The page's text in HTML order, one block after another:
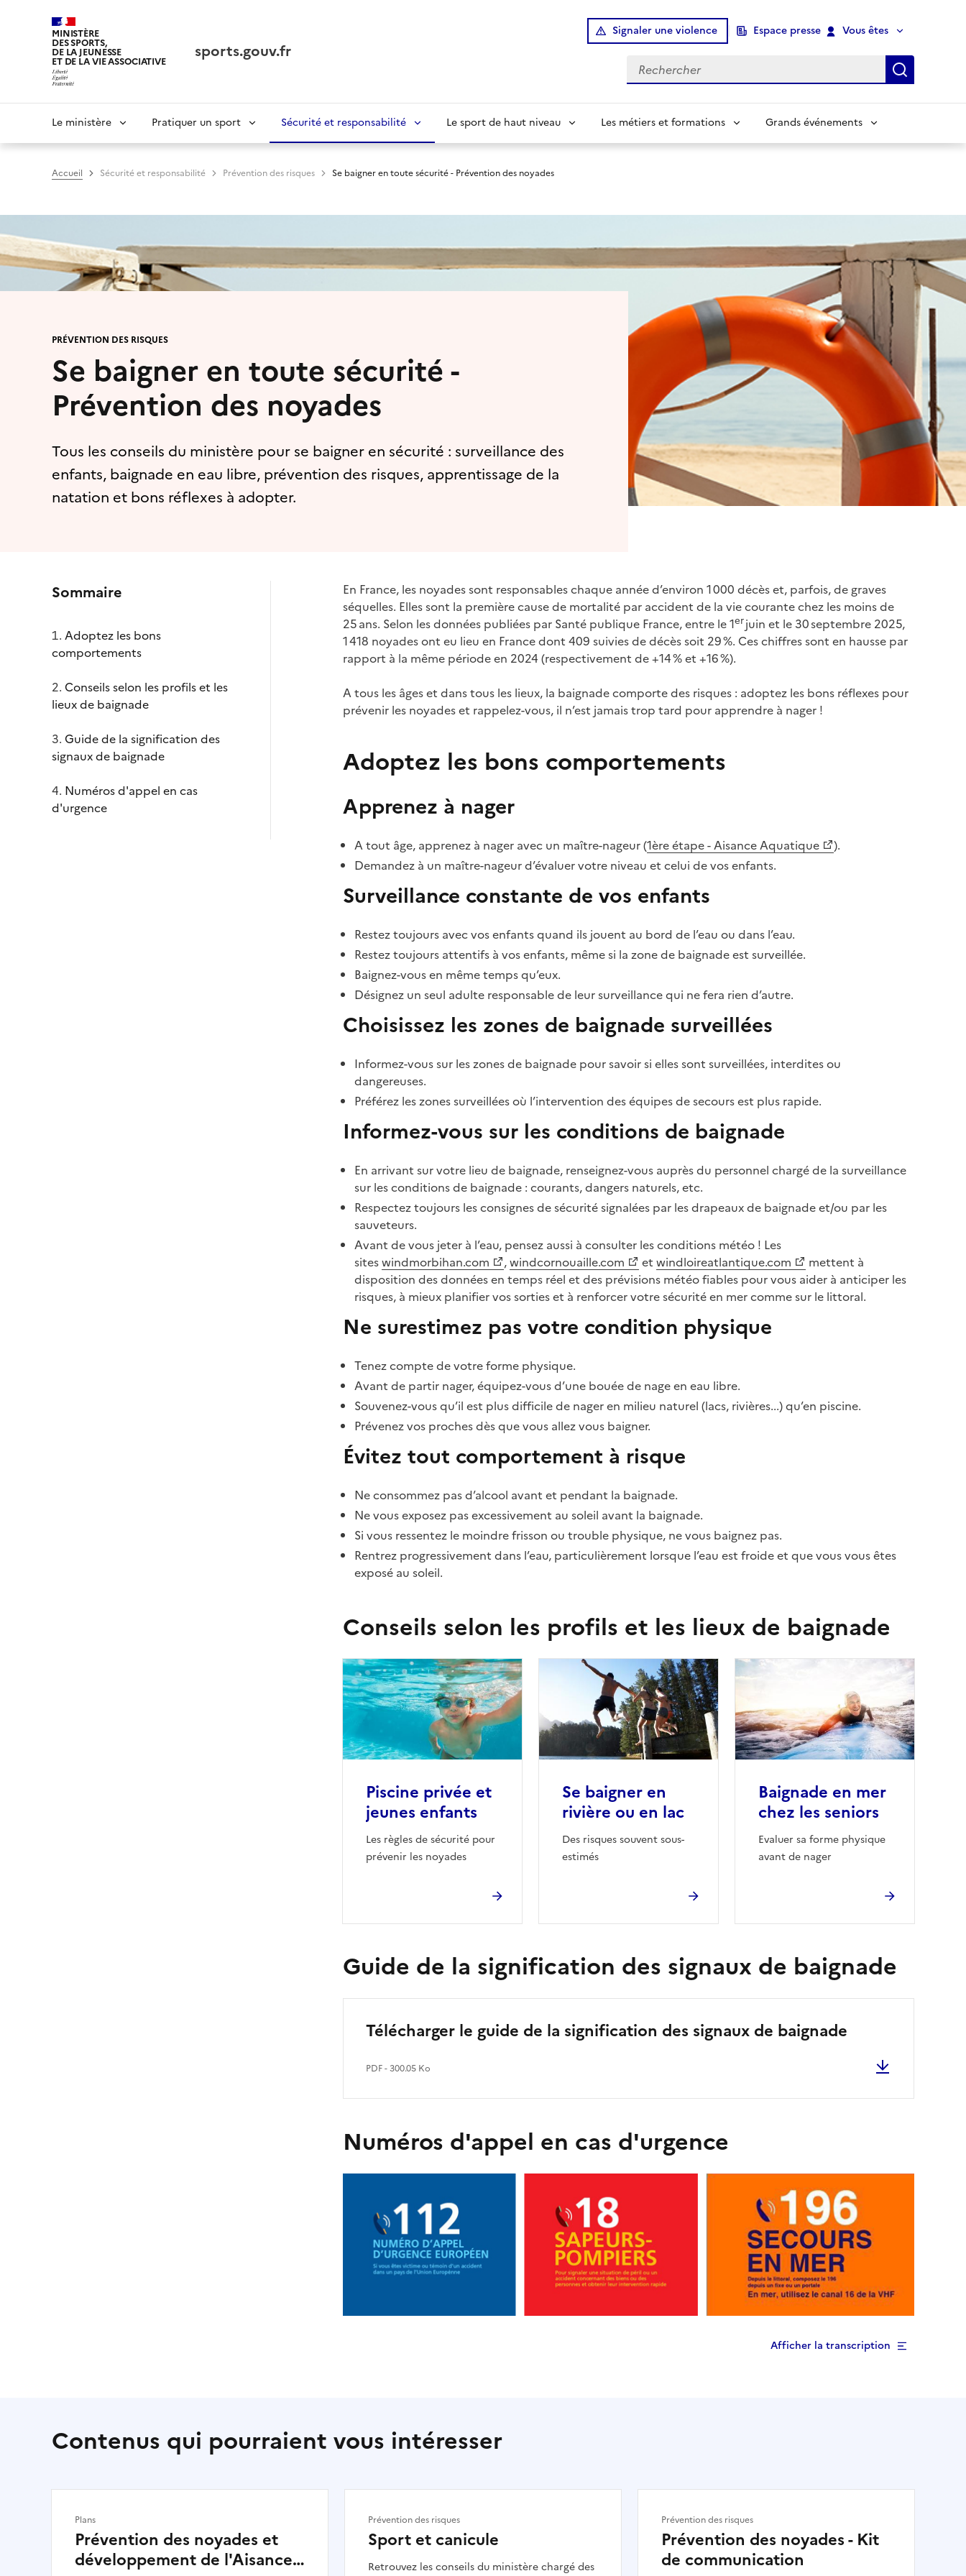
MINISTÈRE
DES SPORTS,
DE LA JEUNESSE
ET DE LA VIE ASSOCIATIVE sports.gouv.fr
Signaler une violence Espace presse Vous êtes
Rechercher
Navigation
principale
Le ministère Pratiquer un sport Sécurité et responsabilité Le sport de haut niveau Les métiers et formations Grands événements
Accueil Sécurité et responsabilité Prévention des risques Se baigner en toute sécurité - Prévention des noyades
PRÉVENTION DES RISQUES
Se baigner en toute sécurité -
Prévention des noyades
Tous les conseils du ministère pour se baigner en sécurité : surveillance des
enfants, baignade en eau libre, prévention des risques, apprentissage de la
natation et bons réflexes à adopter.
Sommaire
Adoptez les bons
comportements
Conseils selon les profils et les
lieux de baignade
Guide de la signification des
signaux de baignade
Numéros d'appel en cas
d'urgence
En France, les noyades sont responsables chaque année d’environ 1 000 décès et, parfois, de graves
séquelles. Elles sont la première cause de mortalité par accident de la vie courante chez les moins de
25 ans. Selon les données publiées par Santé publique France, entre le 1erjuin et le 30 septembre 2025,
1 418 noyades ont eu lieu en France dont 409 suivies de décès soit 29 %. Ces chiffres sont en hausse par
rapport à la même période en 2024 (respectivement de +14 % et +16 %).
A tous les âges et dans tous les lieux, la baignade comporte des risques : adoptez les bons réflexes pour
prévenir les noyades et rappelez-vous, il n’est jamais trop tard pour apprendre à nager !
Adoptez les bons comportements
Apprenez à nager
A tout âge, apprenez à nager avec un maître-nageur (1ère étape - Aisance Aquatique
).
Demandez à un maître-nageur d’évaluer votre niveau et celui de vos enfants.
Surveillance constante de vos enfants
Restez toujours avec vos enfants quand ils jouent au bord de l’eau ou dans l’eau.
Restez toujours attentifs à vos enfants, même si la zone de baignade est surveillée.
Baignez-vous en même temps qu’eux.
Désignez un seul adulte responsable de leur surveillance qui ne fera rien d’autre.
Choisissez les zones de baignade surveillées
Informez-vous sur les zones de baignade pour savoir si elles sont surveillées, interdites ou
dangereuses.
Préférez les zones surveillées où l’intervention des équipes de secours est plus rapide.
Informez-vous sur les conditions de baignade
En arrivant sur votre lieu de baignade, renseignez-vous auprès du personnel chargé de la surveillance
sur les conditions de baignade : courants, dangers naturels, etc.
Respectez toujours les consignes de sécurité signalées par les drapeaux de baignade et/ou par les
sauveteurs.
Avant de vous jeter à l’eau, pensez aussi à consulter les conditions météo ! Les
siteswindmorbihan.com ,windcornouaille.com et windloireatlantique.com
mettent à
disposition des données en temps réel et des prévisions météo fiables pour vous aider à anticiper les
risques, à mieux planifier vos sorties et à renforcer votre sécurité en mer comme sur le littoral.
Ne surestimez pas votre condition physique
Tenez compte de votre forme physique.
Avant de partir nager, équipez-vous d’une bouée de nage en eau libre.
Souvenez-vous qu’il est plus difficile de nager en milieu naturel (lacs, rivières...) qu’en piscine.
Prévenez vos proches dès que vous allez vous baigner.
Évitez tout comportement à risque
Ne consommez pas d’alcool avant et pendant la baignade.
Ne vous exposez pas excessivement au soleil avant la baignade.
Si vous ressentez le moindre frisson ou trouble physique, ne vous baignez pas.
Rentrez progressivement dans l’eau, particulièrement lorsque l’eau est froide et que vous vous êtes
exposé au soleil.
Conseils selon les profils et les lieux de baignade
Piscine privée et
jeunes enfants
Les règles de sécurité pour
prévenir les noyades
Se baigner en
rivière ou en lac
Des risques souvent sous-
estimés
Baignade en mer
chez les seniors
Evaluer sa forme physique
avant de nager
Guide de la signification des signaux de baignade
Télécharger le guide de la signification des signaux de baignade
PDF - 300.05 Ko
Numéros d'appel en cas d'urgence
Afficher la transcription
Contenus qui pourraient vous intéresser
Prévention des noyades et
développement de l'Aisance
Plans
Sport et canicule
Retrouvez les conseils du ministère chargé des
Prévention des risques
Prévention des noyades - Kit
de communication
Prévention des risques